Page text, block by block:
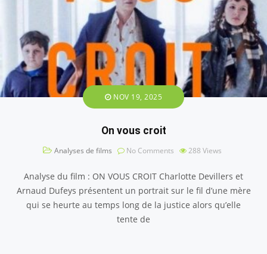
NOV 19, 2025
On vous croit
Analyses de films No Comments 288 Views
Analyse du film : ON VOUS CROIT Charlotte Devillers et
Arnaud Dufeys présentent un portrait sur le fil d’une mère
qui se heurte au temps long de la justice alors qu’elle
tente de